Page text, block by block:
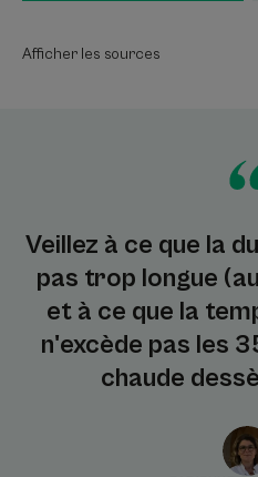
Afficher les sources
Veillez à ce que la
pas trop longue
et à ce que la
n'excède pas les
chaude